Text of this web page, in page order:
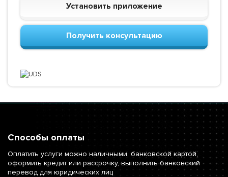
Установить приложение
Получить консультацию
Способы оплаты
Оплатить услуги можно наличными, банковской картой,
оформить кредит или рассрочку, выполнить банковский
перевод для юридических лиц